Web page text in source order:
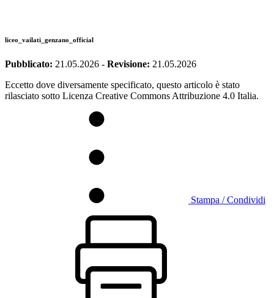
liceo_vailati_genzano_official
Pubblicato: 21.05.2026 - Revisione: 21.05.2026
Eccetto dove diversamente specificato, questo articolo è stato
rilasciato sotto Licenza Creative Commons Attribuzione 4.0 Italia.
Stampa / Condividi